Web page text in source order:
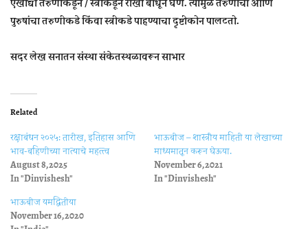
पुरुषांचा तरुणीकडे किंवा स्त्रीकडे पाहण्याचा दृष्टीकोन पालटतो.
सदर लेख सनातन संस्था संकेतस्थळावरून साभार
Related
रक्षाबंधन २०२५: तारीख, इतिहास आणि
भाव-बहिणीच्या नात्याचे महत्त्व
August 8, 2025
In "Dinvishesh"
भाऊबीज – शास्त्रीय माहिती या लेखाच्या
माध्यमातून करून घेऊया.
November 6, 2021
In "Dinvishesh"
भाऊबीज यमद्वितीया
November 16, 2020